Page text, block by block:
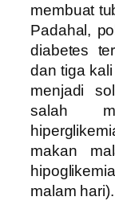
membuat
Padahal,
diabetes
dan tiga
menjadi
salah
makan
malam hari).